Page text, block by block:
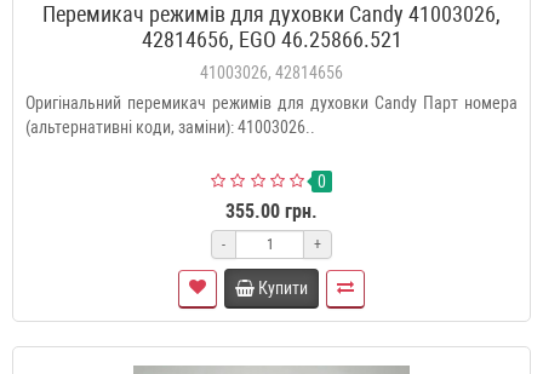
Перемикач режимів для духовки Candy 41003026,
42814656, EGO 46.25866.521
41003026, 42814656
Оригінальний перемикач режимів для духовки Candy Парт номера
(альтернативні коди, заміни): 41003026..
0
355.00 грн.
- +
Купити